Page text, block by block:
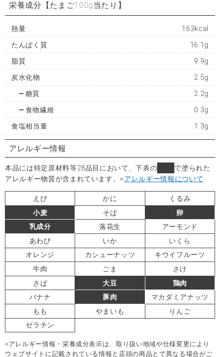
栄養成分 【たまご100g当たり】
熱量 163kcal
たんぱく質 16.1g
脂質 9.9g
炭水化物 2.5g
糖質 2.2g
食物繊維 0.3g
食塩相当量 1.3g
アレルギー情報
本品には特定原材料等28品目において、下表の
で塗られた
アレルギー物質が含まれています。※アレルギー情報について
えび かに
くるみ
小麦
そば
卵
乳成分
落花生
アーモンド
あわび
いか
いくら
オレンジ
カシューナッツ
キウイフルーツ
牛肉
ごま
さけ
さば
大豆
鶏肉
バナナ
豚肉
マカダミアナッツ
もも
やまいも
りんご
ゼラチン
※アレルギー情報・栄養成分表示は、取り扱い地域や仕様変更により
ウェブサイトに記載されている情報と店頭の商品とで異なる場合がご